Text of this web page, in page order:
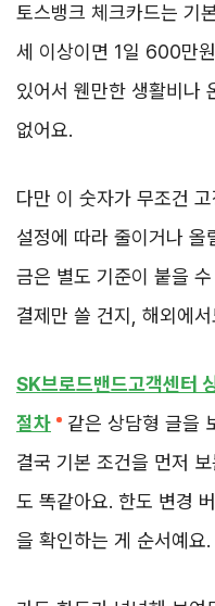
토스뱅크 체크카드는 기
세 이상이면 1일 600만
있어서 웬만한 생활비나
없어요.
다만 이 숫자가 무조건
설정에 따라 줄이거나
금은 별도 기준이 붙을
결제만 쓸 건지, 해외에
SK브로드밴드고객센터
절차
같은 상담형 글을
결국 기본 조건을 먼저
도 똑같아요. 한도 변경
을 확인하는 게 순서예요.